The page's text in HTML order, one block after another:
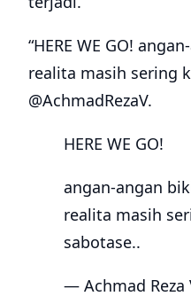
“HERE WE GO!
realita masih sering
@AchmadRezaV.
HERE WE GO!
angan-angan
realita masih
sabotase..
— Achmad Reza